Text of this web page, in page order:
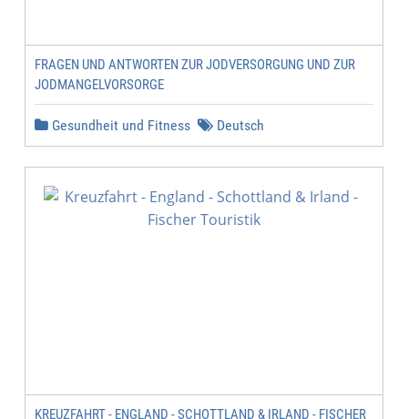
FRAGEN UND ANTWORTEN ZUR JODVERSORGUNG UND ZUR
JODMANGELVORSORGE
Gesundheit und Fitness Deutsch
KREUZFAHRT - ENGLAND - SCHOTTLAND & IRLAND - FISCHER